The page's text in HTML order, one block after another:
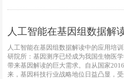
人工智能在基因组数据解
人工智能在基因组数据解读中的应用培
研院所：基因测序已经成为我国生物医
带来基因解读的巨大需求。自从国家
来，基因科技行业战略地位日益凸显，